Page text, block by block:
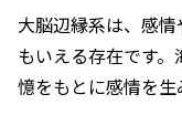
大脳辺縁系は、感
もいえる存在です
憶をもとに感情を生